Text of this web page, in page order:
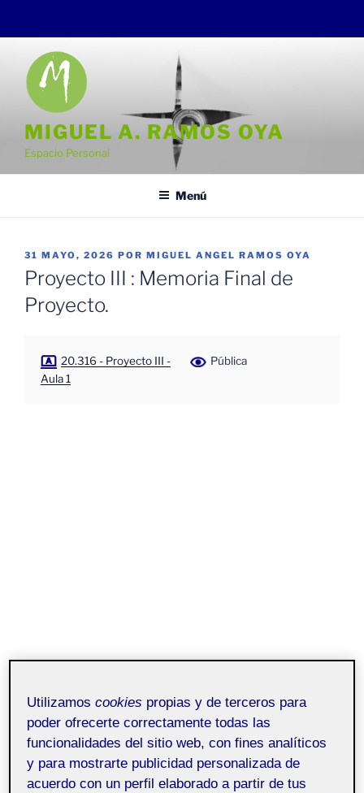
contenido
MIGUEL A. RAMOS OYA
Espacio Personal
Menú
PUBLICADO
EL
31 MAYO, 2026 POR MIGUEL ANGEL RAMOS OYA
Proyecto III : Memoria Final de
Proyecto.
20.316 - Proyecto III -
Aula 1
Pública
Utilizamoscookies propias y de terceros para
poder ofrecerte correctamente todas las
funcionalidades del sitio web, con fines analíticos
y para mostrarte publicidad personalizada de
acuerdo con un perfil elaborado a partir de tus